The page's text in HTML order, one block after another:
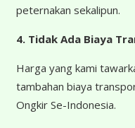
peternakan sekalipun.
4. Tidak Ada Biaya
Harga yang kami
tambahan biaya
Ongkir Se-Indonesia.